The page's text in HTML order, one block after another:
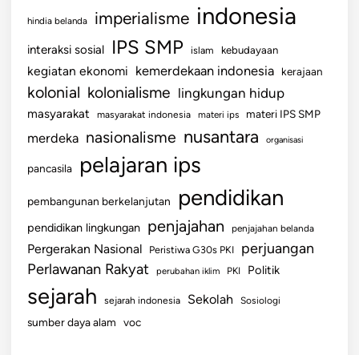
hindia belanda imperialisme indonesia
interaksi sosial IPS SMP islam kebudayaan
kegiatan ekonomi kemerdekaan indonesia kerajaan
kolonial kolonialisme lingkungan hidup
masyarakat masyarakat indonesia materi ips materi IPS SMP
merdeka nasionalisme nusantara organisasi
pancasila pelajaran ips
pembangunan berkelanjutan pendidikan
pendidikan lingkungan penjajahan penjajahan belanda
Pergerakan Nasional Peristiwa G30s PKI perjuangan
Perlawanan Rakyat perubahan iklim PKI Politik
sejarah sejarah indonesia Sekolah Sosiologi
sumber daya alam voc